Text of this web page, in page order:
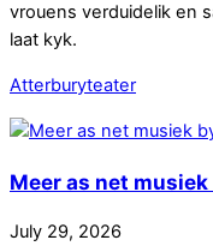
vrouens verduidelik en
laat kyk.
Atterburyteater
Meer as net
July 29, 2026